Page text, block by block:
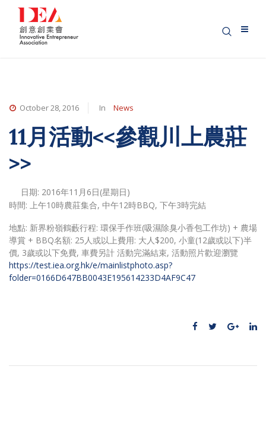
October 28, 2016 In News
11月活動<<參觀川上農莊
>>
日期: 2016年11月6日(星期日)
時間: 上午10時農莊集合, 中午12時BBQ, 下午3時完結
地點: 新界粉嶺鶴藪行程: 環保手作班(吸濕除臭小香包工作坊) + 農場
導賞 + BBQ名額: 25人或以上費用: 大人$200, 小童(12歲或以下)半
價, 3歲或以下免費, 車費另計 活動完滿結束, 活動照片歡迎瀏覽
https://test.iea.org.hk/e/mainlistphoto.asp?
folder=0166D647BB0043E195614233D4AF9C47